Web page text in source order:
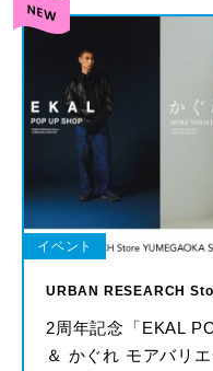
イベント
URBAN RESEARCH
2周年記念「EKAL
＆ かぐれ モアバリエ